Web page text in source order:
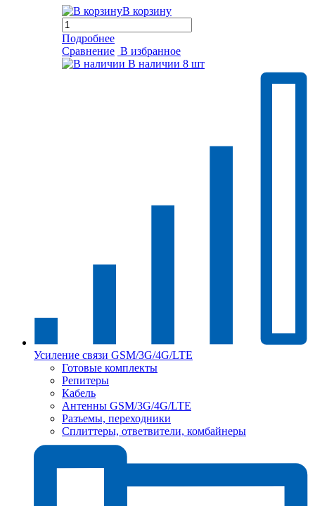
В корзину
Подробнее
Сравнение В избранное
В наличии 8 шт
Усиление связи GSM/3G/4G/LTE
Готовые комплекты
Репитеры
Кабель
Антенны GSM/3G/4G/LTE
Разъемы, переходники
Сплиттеры, ответвители, комбайнеры